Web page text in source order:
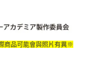
商品可能會與照片有異※